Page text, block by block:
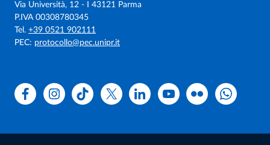
Via Università, 12 - I 43121 Parma
P.IVA 00308780345
Tel. +39 0521 902111
PEC: protocollo@pec.unipr.it
FacebookInstagramTikTok X LinkedinYoutubeFlickr